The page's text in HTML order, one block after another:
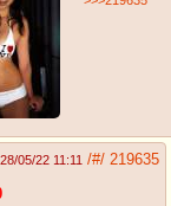
28/05/22 11:11 /#/ 219635